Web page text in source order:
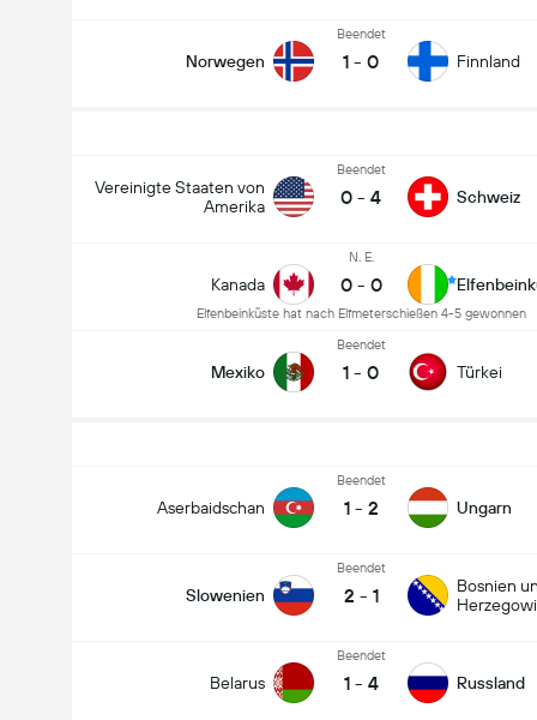
Norwegen
Beendet
1 - 0 Finnland
Vereinigte Staaten von
Amerika
Beendet
0 - 4 Schweiz
Kanada
N. E.
0 - 0
Elfenbeinküste hat nach Elfmeterschießen 4-5 gewonnen
Mexiko
Beendet
1 - 0 Türkei
Aserbaidschan
Beendet
1 - 2 Ungarn
Slowenien
Beendet
2 - 1
Bosnien
Belarus
Beendet
1 - 4 Russland